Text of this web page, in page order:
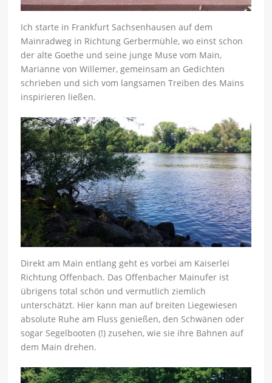
Ich starte in Frankfurt Sachsenhausen auf dem
Mainradweg in Richtung Gerbermühle, wo einst schon
der alte Goethe und seine junge Muse vom Main,
Marianne von Willemer, gemeinsam an Gedichten
schrieben und sich vom langsamen Treiben des Mains
inspirieren ließen.
Direkt am Main entlang geht es vorbei am Kaiserlei
Richtung Offenbach. Das Offenbacher Mainufer ist
übrigens total schön und vermutlich ziemlich
unterschätzt. Hier kann man auf breiten Liegewiesen
absolute Ruhe am Fluss genießen, den Schwänen oder
sogar Segelbooten (!) zusehen, wie sie ihre Bahnen auf
dem Main drehen.